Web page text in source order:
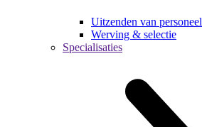
Uitzenden van personeel
Werving & selectie
Specialisaties